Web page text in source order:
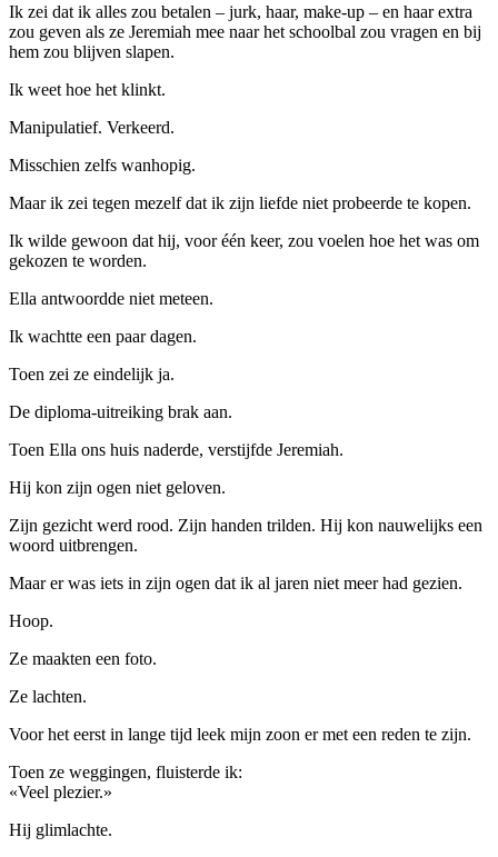
Ik zei dat ik alles zou betalen – jurk, haar, make-up – en haar extra
zou geven als ze Jeremiah mee naar het schoolbal zou vragen en bij
hem zou blijven slapen.
Ik weet hoe het klinkt.
Manipulatief. Verkeerd.
Misschien zelfs wanhopig.
Maar ik zei tegen mezelf dat ik zijn liefde niet probeerde te kopen.
Ik wilde gewoon dat hij, voor één keer, zou voelen hoe het was om
gekozen te worden.
Ella antwoordde niet meteen.
Ik wachtte een paar dagen.
Toen zei ze eindelijk ja.
De diploma-uitreiking brak aan.
Toen Ella ons huis naderde, verstijfde Jeremiah.
Hij kon zijn ogen niet geloven.
Zijn gezicht werd rood. Zijn handen trilden. Hij kon nauwelijks een
woord uitbrengen.
Maar er was iets in zijn ogen dat ik al jaren niet meer had gezien.
Hoop.
Ze maakten een foto.
Ze lachten.
Voor het eerst in lange tijd leek mijn zoon er met een reden te zijn.
Toen ze weggingen, fluisterde ik:
«Veel plezier.»
Hij glimlachte.